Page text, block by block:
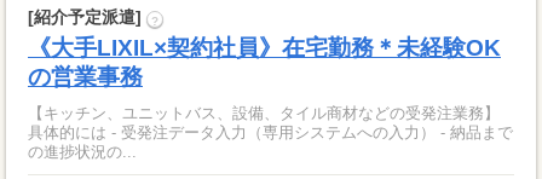
[紹介予定派遣] ?
《大手LIXIL×契約社員》在宅勤務＊未経験OK
の営業事務
【キッチン、ユニットバス、設備、タイル商材などの受発注業務】
具体的には - 受発注データ入力（専用システムへの入力） - 納品まで
の進捗状況の...